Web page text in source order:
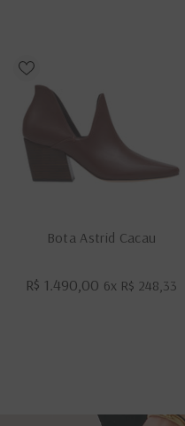
Bota Astrid Cacau
R$ 1.490,00 6x R$ 248,33